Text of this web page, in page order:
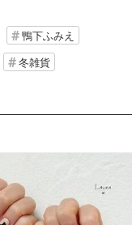
鴨下ふみえ
冬雑貨